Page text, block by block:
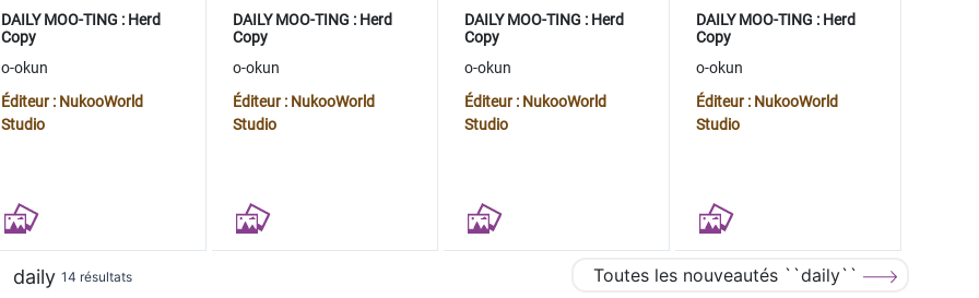
DAILY MOO-TING : Herd
Copy
o-okun
Éditeur : NukooWorld
Studio
DAILY MOO-TING : Herd
Copy
o-okun
Éditeur : NukooWorld
Studio
DAILY MOO-TING : Herd
Copy
o-okun
Éditeur : NukooWorld
Studio
DAILY MOO-TING : Herd
Copy
o-okun
Éditeur : NukooWorld
Studio
daily 14 résultats Toutes les nouveautés ``daily``